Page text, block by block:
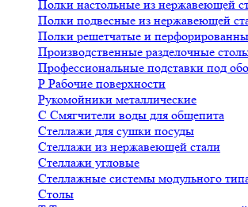
Полки настольные из нержавеющей
Полки подвесные из нержавеющей
Полки решетчатые и
Производственные разделочные
Профессиональные подставки под
Р Рабочие поверхности
Рукомойники металлические
С Смягчители воды для общепита
Стеллажи для сушки посуды
Стеллажи из нержавеющей стали
Стеллажи угловые
Стеллажные системы модульного
Столы